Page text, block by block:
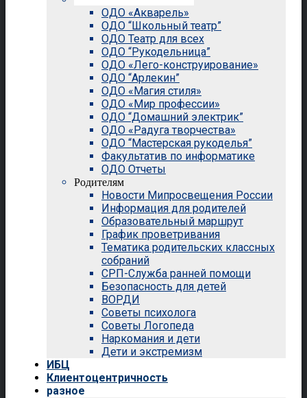
ОДО «Акварель»
ОДО “Школьный театр”
ОДО Театр для всех
ОДО “Рукодельница”
ОДО «Лего-конструирование»
ОДО “Арлекин”
ОДО «Магия стиля»
ОДО «Мир профессии»
ОДО “Домашний электрик”
ОДО «Радуга творчества»
ОДО “Мастерская рукоделья”
Факультатив по информатике
ОДО Отчеты
Родителям
Новости Мипросвещения России
Информация для родителей
Образовательный маршрут
График проветривания
Тематика родительских классных
собраний
СРП-Служба ранней помощи
Безопасность для детей
ВОРДИ
Советы психолога
Советы Логопеда
Наркомания и дети
Дети и экстремизм
ИБЦ
Клиентоцентричность
разное